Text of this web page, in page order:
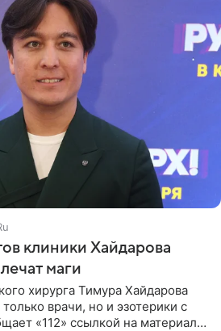
клиники Хайдарова
маги
хирурга Тимура Хайдарова
врачи, но и эзотерики с
«112» ссылкой на материалы